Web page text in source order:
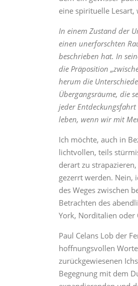
eine spirituelle
In einem Zustand der
einen unerforschten
beschrieben hat. In
die Präposition
herum die
Übergangsräume, die
jeder
leben, wenn wir mit
Ich möchte, auch in
lichtvollen, teils
derart zu
gezerrt werden. Nein,
des Weges zwischen
Betrachten des
York, Norditalien oder
Paul Celans Lob der
hoffnungsvollen
zurückgewiesenen
Begegnung mit dem